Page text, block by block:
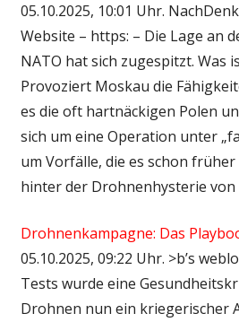
05.10.2025, 10:01 Uhr.
Website – https: – Die Lage an
NATO hat sich zugespitzt. Was
Provoziert Moskau die
es die oft hartnäckigen Polen
sich um eine Operation unter
um Vorfälle, die es schon früher
hinter der Drohnenhysterie
Drohnenkampagne: Das
05.10.2025, 09:22 Uhr. >b’s
Tests wurde eine
Drohnen nun ein kriegerischer